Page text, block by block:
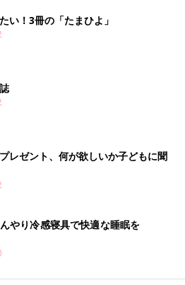
い！3冊の「たまひよ」
レゼント、何が欲しいか子どもに聞
んやり冷感寝具で快適な睡眠を